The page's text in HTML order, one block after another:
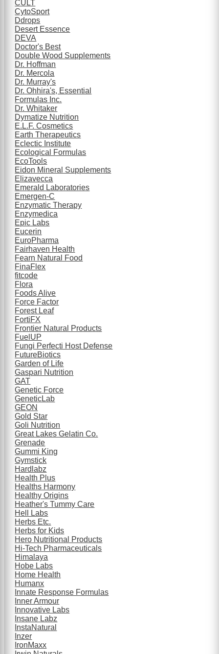
CULT
CytoSport
Ddrops
Desert Essence
DEVA
Doctor's Best
Double Wood Supplements
Dr. Hoffman
Dr. Mercola
Dr. Murray's
Dr. Ohhira's, Essential
Formulas Inc.
Dr. Whitaker
Dymatize Nutrition
E.L.F. Cosmetics
Earth Therapeutics
Eclectic Institute
Ecological Formulas
EcoTools
Eidon Mineral Supplements
Elizavecca
Emerald Laboratories
Emergen-C
Enzymatic Therapy
Enzymedica
Epic Labs
Eucerin
EuroPharma
Fairhaven Health
Fearn Natural Food
FinaFlex
fitcode
Flora
Foods Alive
Force Factor
Forest Leaf
FortiFX
Frontier Natural Products
FuelUP
Fungi Perfecti Host Defense
FutureBiotics
Garden of Life
Gaspari Nutrition
GAT
Genetic Force
GeneticLab
GEON
Gold Star
Goli Nutrition
Great Lakes Gelatin Co.
Grenade
Gummi King
Gymstick
Hardlabz
Health Plus
Healths Harmony
Healthy Origins
Heather's Tummy Care
Hell Labs
Herbs Etc.
Herbs for Kids
Hero Nutritional Products
Hi-Tech Pharmaceuticals
Himalaya
Hobe Labs
Home Health
Humanx
Innate Response Formulas
Inner Armour
Innovative Labs
Insane Labz
InstaNatural
Inzer
IronMaxx